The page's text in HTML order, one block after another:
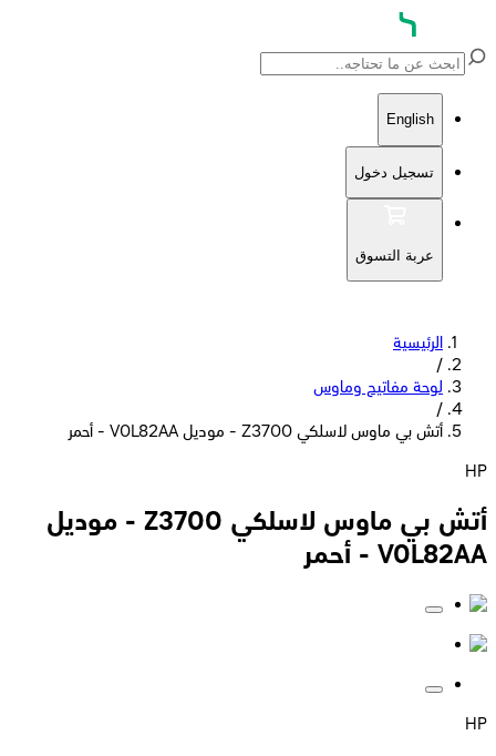
English
تسجيل دخول
عربة التسوق
الرئيسية
/
لوحة مفاتيح وماوس
/
أتش بي ماوس لاسلكي Z3700 - موديل V0L82AA - أحمر
HP
أتش بي ماوس لاسلكي Z3700 - موديل
V0L82AA - أحمر
HP